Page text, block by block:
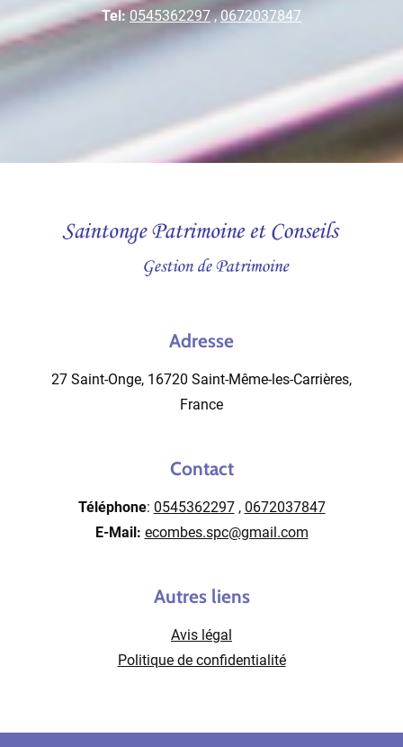
Tel: 0545362297,0672037847
Adresse
27 Saint-Onge, 16720 Saint-Même-les-Carrières,
France
Contact
Téléphone: 0545362297, 0672037847
E-Mail: ecombes.spc@gmail.com
Autres liens
Avis légal
Politique de confidentialité